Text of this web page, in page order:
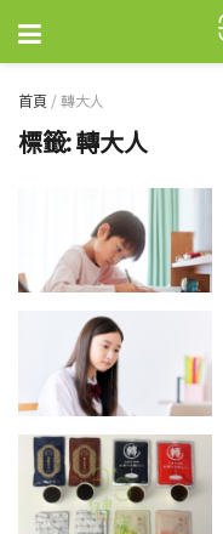
首頁 /轉大人
標籤:轉大人